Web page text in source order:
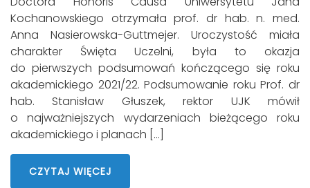
Kochanowskiego otrzymała prof. dr hab. n. med.
Anna Nasierowska-Guttmejer. Uroczystość miała
charakter Święta Uczelni, była to okazja
do pierwszych podsumowań kończącego się roku
akademickiego 2021/22. Podsumowanie roku Prof. dr
hab. Stanisław Głuszek, rektor UJK mówił
o najważniejszych wydarzeniach bieżącego roku
akademickiego i planach […]
CZYTAJ WIĘCEJ